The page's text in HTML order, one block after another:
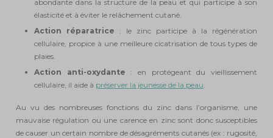
abondante dans la structure de la peau et qui participe à son
élasticité et à éviter le relâchement cutané.
Action réparatrice : le zinc participe à la régénération
cellulaire, propice à une meilleure cicatrisation de tous types de
plaies.
Action anti-oxydante : en protégeant du vieillissement
cellulaire, il aide à préserver la jeunesse de la peau
Au vu des nombreuses fonctions du zinc dans l’organisme, une
mauvaise régulation ou une carence en zinc sont donc susceptibles
de causer un certain nombre de désagréments cutanés (ex : rugosité,